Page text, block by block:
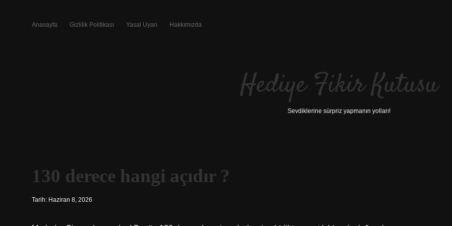
Anasayfa Gizlilik Politikası Yasal Uyarı Hakkımızda
Hediye Fikir Kutusu
Sevdiklerine sürpriz yapmanın yolları!
130 derece hangi açıdır ?
Tarih: Haziran 8, 2026